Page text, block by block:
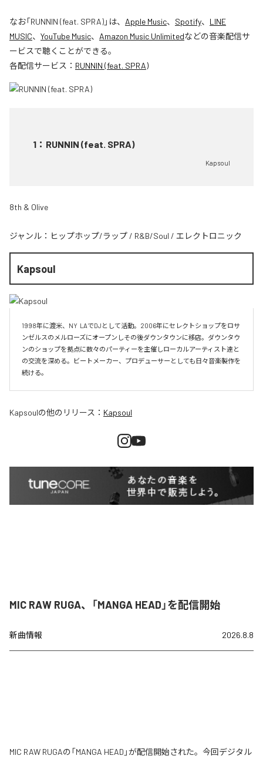
なお「RUNNIN (feat. SPRA)」は、 Apple Music、 Spotify、 LINE
MUSIC、 YouTube Music、 Amazon Music Unlimitedなどの音楽配信サ
ービスで聴くことができる。
各配信サービス： RUNNIN (feat. SPRA)
1 ： RUNNIN (feat. SPRA)
Kapsoul
8th & Olive
ジャンル： ヒップホップ/ラップ / R&B/Soul / エレクトロニック
Kapsoul
1998年に渡米、NY  LAでDJとして活動。2006年にセレクトショップをロサ
ンゼルスのメルローズにオープンしその後ダウンタウンに移店。ダウンタウ
ンのショップを拠点に数々のパーティーを主催しローカルアーティスト達と
の交流を深める。ビートメーカー、プロデューサーとしても日々音楽製作を
続ける。
Kapsoulの他のリリース： Kapsoul
MIC RAW RUGA、「MANGA HEAD」を配信開始
新曲情報 2026.8.8
MIC RAW RUGAの「MANGA HEAD」が配信開始された。今回デジタル